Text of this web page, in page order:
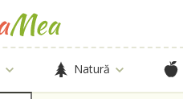
Natură